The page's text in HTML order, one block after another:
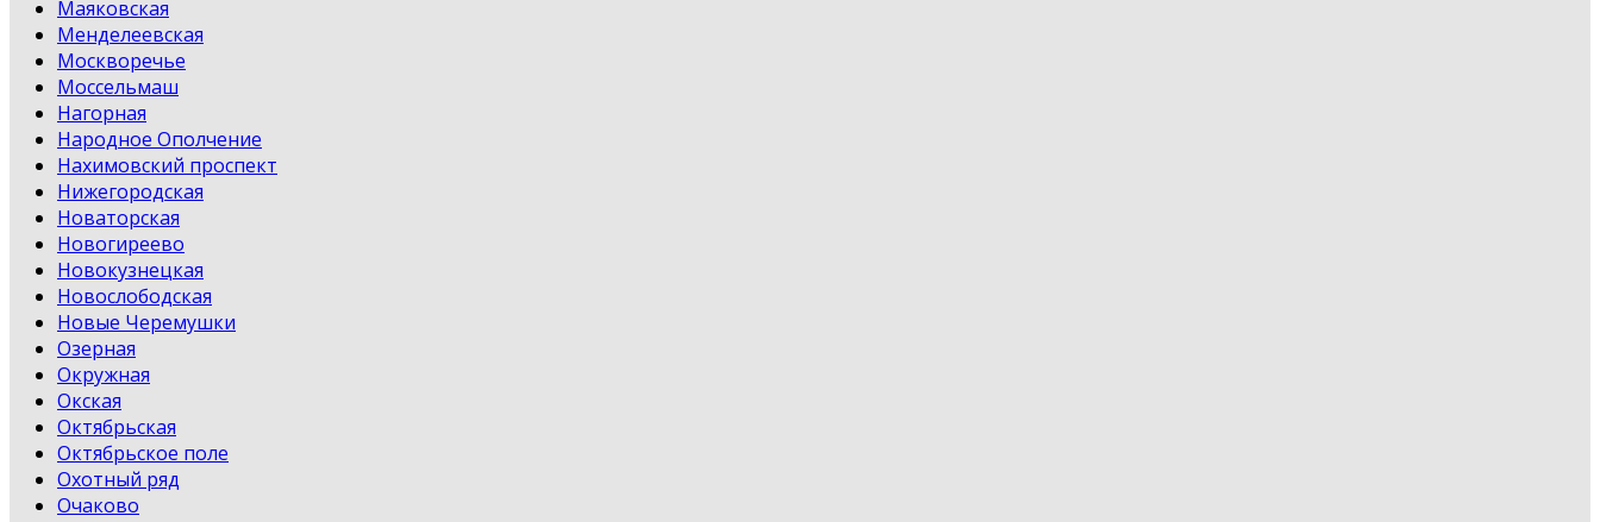
Маяковская
Менделеевская
Москворечье
Моссельмаш
Нагорная
Народное Ополчение
Нахимовский проспект
Нижегородская
Новаторская
Новогиреево
Новокузнецкая
Новослободская
Новые Черемушки
Озерная
Окружная
Окская
Октябрьская
Октябрьское поле
Охотный ряд
Очаково